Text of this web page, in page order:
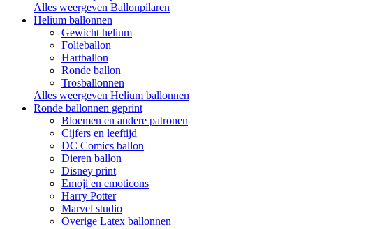
Alles weergeven Ballonpilaren
Helium ballonnen
Gewicht helium
Folieballon
Hartballon
Ronde ballon
Trosballonnen
Alles weergeven Helium ballonnen
Ronde ballonnen geprint
Bloemen en andere patronen
Cijfers en leeftijd
DC Comics ballon
Dieren ballon
Disney print
Emoji en emoticons
Harry Potter
Marvel studio
Overige Latex ballonnen